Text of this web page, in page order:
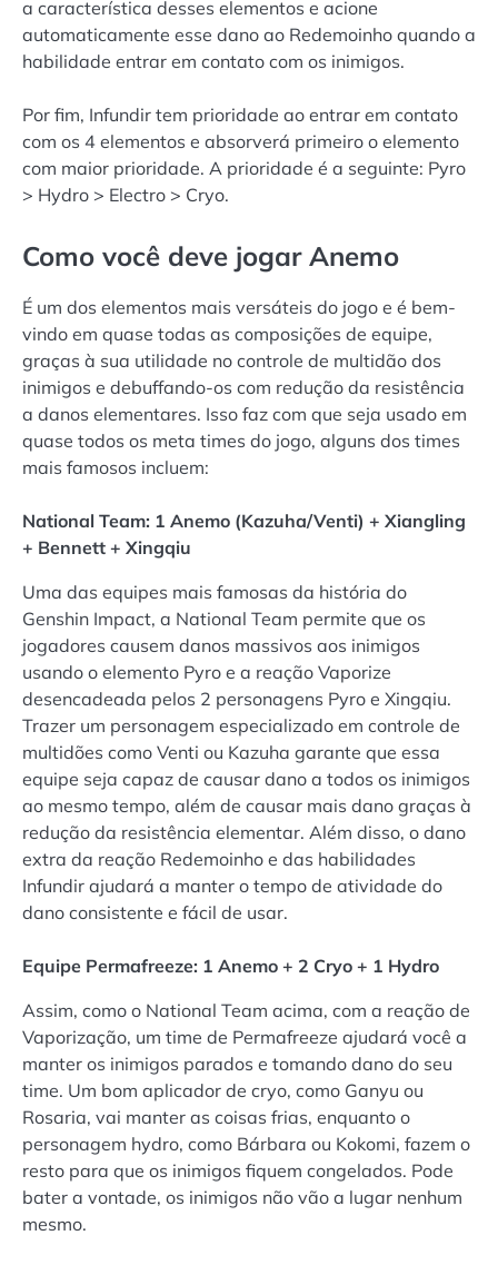
a característica desses elementos e acione
automaticamente esse dano ao Redemoinho quando a
habilidade entrar em contato com os inimigos.
Por fim, Infundir tem prioridade ao entrar em contato
com os 4 elementos e absorverá primeiro o elemento
com maior prioridade. A prioridade é a seguinte: Pyro
> Hydro > Electro > Cryo.
Como você deve jogar Anemo
É um dos elementos mais versáteis do jogo e é bem-
vindo em quase todas as composições de equipe,
graças à sua utilidade no controle de multidão dos
inimigos e debuffando-os com redução da resistência
a danos elementares. Isso faz com que seja usado em
quase todos os meta times do jogo, alguns dos times
mais famosos incluem:
National Team: 1 Anemo (Kazuha/Venti) + Xiangling
+ Bennett + Xingqiu
Uma das equipes mais famosas da história do
Genshin Impact, a National Team permite que os
jogadores causem danos massivos aos inimigos
usando o elemento Pyro e a reação Vaporize
desencadeada pelos 2 personagens Pyro e Xingqiu.
Trazer um personagem especializado em controle de
multidões como Venti ou Kazuha garante que essa
equipe seja capaz de causar dano a todos os inimigos
ao mesmo tempo, além de causar mais dano graças à
redução da resistência elementar. Além disso, o dano
extra da reação Redemoinho e das habilidades
Infundir ajudará a manter o tempo de atividade do
dano consistente e fácil de usar.
Equipe Permafreeze: 1 Anemo + 2 Cryo + 1 Hydro
Assim, como o National Team acima, com a reação de
Vaporização, um time de Permafreeze ajudará você a
manter os inimigos parados e tomando dano do seu
time. Um bom aplicador de cryo, como Ganyu ou
Rosaria, vai manter as coisas frias, enquanto o
personagem hydro, como Bárbara ou Kokomi, fazem o
resto para que os inimigos fiquem congelados. Pode
bater a vontade, os inimigos não vão a lugar nenhum
mesmo.